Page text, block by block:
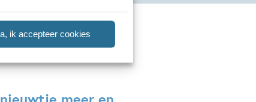
ik accepteer cookies